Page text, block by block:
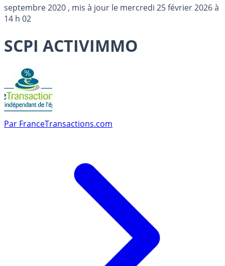
septembre 2020 , mis à jour le mercredi 25 février 2026 à
14 h 02
SCPI ACTIVIMMO
Par FranceTransactions.com